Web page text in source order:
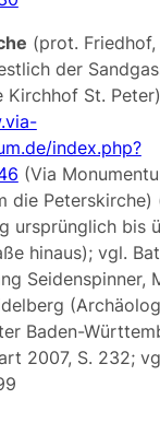
(prot. Friedhof,
der
Kirchhof St. Peter)
index.php?
(Via
die Peterskirche)
ursprünglich bis
hinaus); vgl.
Seidenspinner,
Baden-
2007, S. 232;